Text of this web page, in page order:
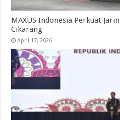
MAXUS Indonesia Perkuat
Cikarang
April 17, 2026